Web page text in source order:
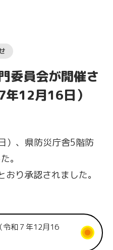
委員会が開催さ
12月16日）
）、県防災庁舎5階防
。
り承認されました。
令和７年12月16